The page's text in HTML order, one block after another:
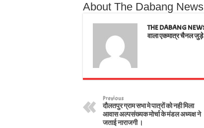
pp
About The Dabang News
THE DABANG
वाला एकमात्र चैनल जुड़े
Previous
दौलतपुर ग्राम सभा मे पात्रों को नही मिला
आवास अल्पसंख्यक मोर्चा के मंडल अध्यक्ष ने
जताई नाराजगी ।